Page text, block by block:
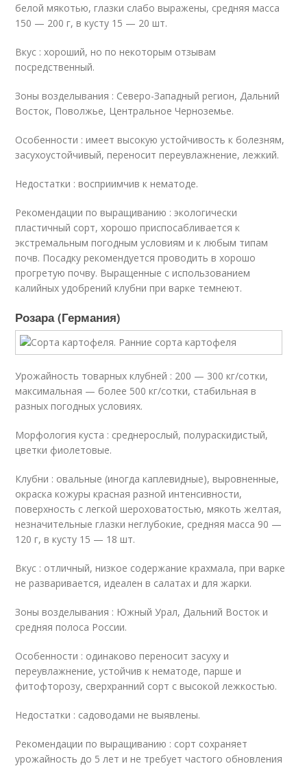
белой мякотью, глазки слабо выражены, средняя масса
150 — 200 г, в кусту 15 — 20 шт.
Вкус : хороший, но по некоторым отзывам
посредственный.
Зоны возделывания : Северо-Западный регион, Дальний
Восток, Поволжье, Центральное Черноземье.
Особенности : имеет высокую устойчивость к болезням,
засухоустойчивый, переносит переувлажнение, лежкий.
Недостатки : восприимчив к нематоде.
Рекомендации по выращиванию : экологически
пластичный сорт, хорошо приспосабливается к
экстремальным погодным условиям и к любым типам
почв. Посадку рекомендуется проводить в хорошо
прогретую почву. Выращенные с использованием
калийных удобрений клубни при варке темнеют.
Розара (Германия)
Урожайность товарных клубней : 200 — 300 кг/сотки,
максимальная — более 500 кг/сотки, стабильная в
разных погодных условиях.
Морфология куста : среднерослый, полураскидистый,
цветки фиолетовые.
Клубни : овальные (иногда каплевидные), выровненные,
окраска кожуры красная разной интенсивности,
поверхность с легкой шероховатостью, мякоть желтая,
незначительные глазки неглубокие, средняя масса 90 —
120 г, в кусту 15 — 18 шт.
Вкус : отличный, низкое содержание крахмала, при варке
не разваривается, идеален в салатах и для жарки.
Зоны возделывания : Южный Урал, Дальний Восток и
средняя полоса России.
Особенности : одинаково переносит засуху и
переувлажнение, устойчив к нематоде, парше и
фитофторозу, сверхранний сорт с высокой лежкостью.
Недостатки : садоводами не выявлены.
Рекомендации по выращиванию : сорт сохраняет
урожайность до 5 лет и не требует частого обновления